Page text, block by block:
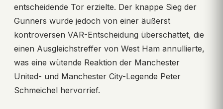
entscheidende Tor erzielte. Der knappe Sieg der
Gunners wurde jedoch von einer äußerst
kontroversen VAR-Entscheidung überschattet, die
einen Ausgleichstreffer von West Ham annullierte,
was eine wütende Reaktion der Manchester
United- und Manchester City-Legende Peter
Schmeichel hervorrief.